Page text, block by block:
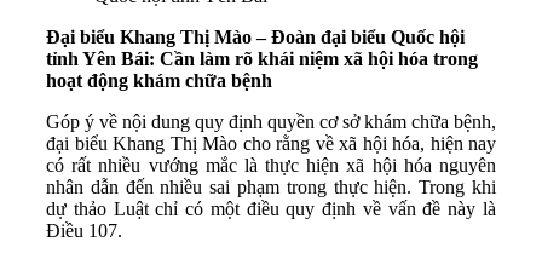
Đại biểu Khang Thị Mào – Đoàn đại biểu Quốc hội
tỉnh Yên Bái: Cần làm rõ khái niệm xã hội hóa trong
hoạt động khám chữa bệnh
Góp ý về nội dung quy định quyền cơ sở khám chữa bệnh,
đại biểu Khang Thị Mào cho rằng về xã hội hóa, hiện nay
có rất nhiều vướng mắc là thực hiện xã hội hóa nguyên
nhân dẫn đến nhiều sai phạm trong thực hiện. Trong khi
dự thảo Luật chỉ có một điều quy định về vấn đề này là
Điều 107.